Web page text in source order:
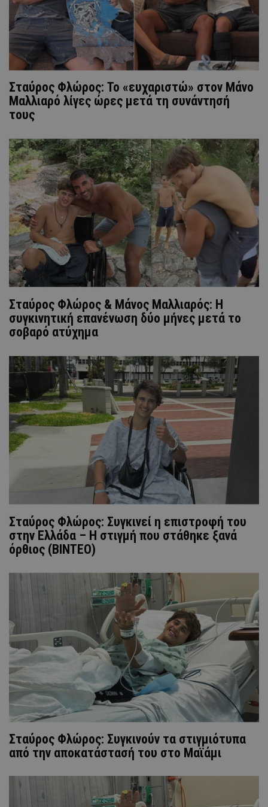
Σταύρος Φλώρος: Το «ευχαριστώ» στον Μάνο
Μαλλιαρό λίγες ώρες μετά τη συνάντησή
τους
Σταύρος Φλώρος & Μάνος Μαλλιαρός: Η
συγκινητική επανένωση δύο μήνες μετά το
σοβαρό ατύχημα
Σταύρος Φλώρος: Συγκινεί η επιστροφή του
στην Ελλάδα – Η στιγμή που στάθηκε ξανά
όρθιος (BINTEO)
Σταύρος Φλώρος: Συγκινούν τα στιγμιότυπα
από την αποκατάστασή του στο Μαϊάμι